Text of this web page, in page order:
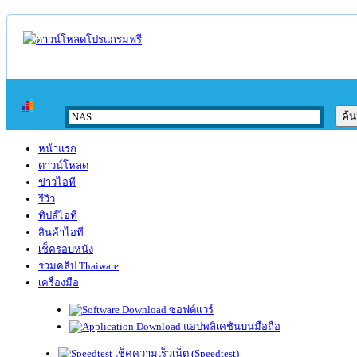
หน้าแรก
ดาวน์โหลด
ข่าวไอที
รีวิว
ทิปส์ไอที
สินค้าไอที
เช็ครอบหนัง
รวมคลิป Thaiware
เครื่องมือ
ซอฟต์แวร์
แอปพลิเคชันบนมือถือ
เช็คความเร็วเน็ต (Speedtest)